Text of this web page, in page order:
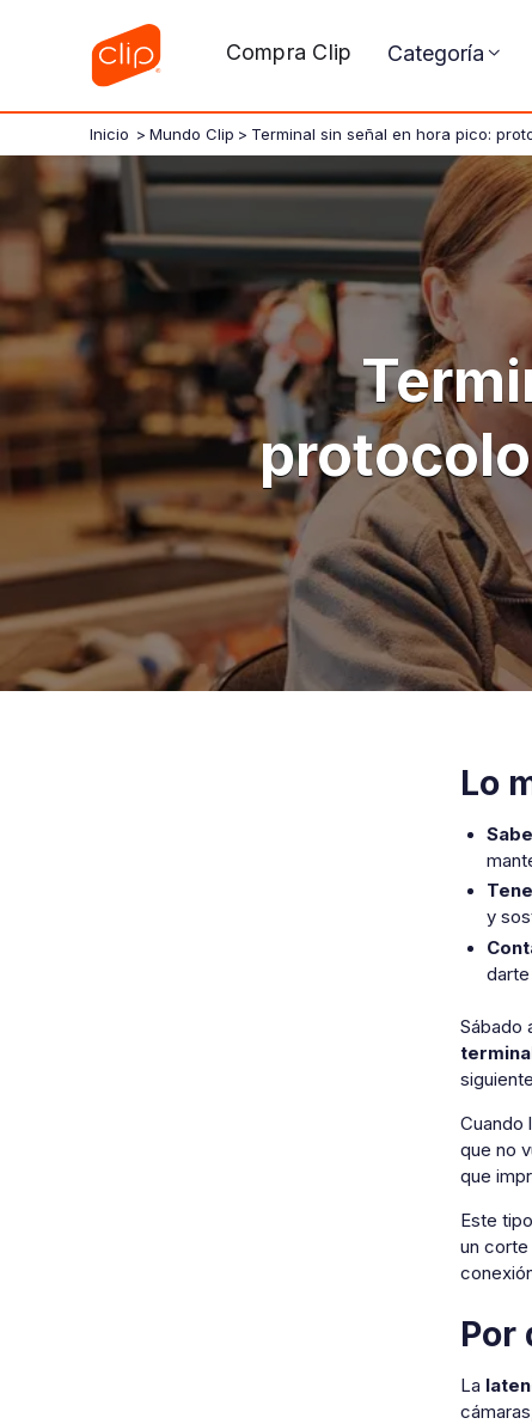
Compra Clip Categoría
Inicio > Mundo Clip > Terminal sin señal en hora pico:
Lo
y
Sábado
Cuando
que no
que
Este
un
Por
La